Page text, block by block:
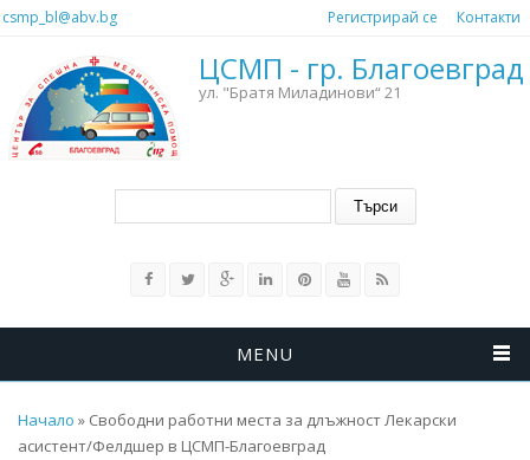
Премини към основното съдържание
csmp_bl@abv.bg Регистрирай се Контакти
ЦСМП - гр. Благоевград
ул. "Братя Миладинови“ 21
MENU
Вие сте тук
Начало » Свободни работни места за длъжност Лекарски
асистент/Фелдшер в ЦСМП-Благоевград